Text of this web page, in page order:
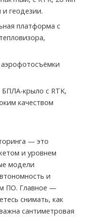
геодезии.
платформа с
крыло с RTK,
качеством
— это
и уровнем
модели
и
ПО. Главное —
снимать, как
сантиметровая